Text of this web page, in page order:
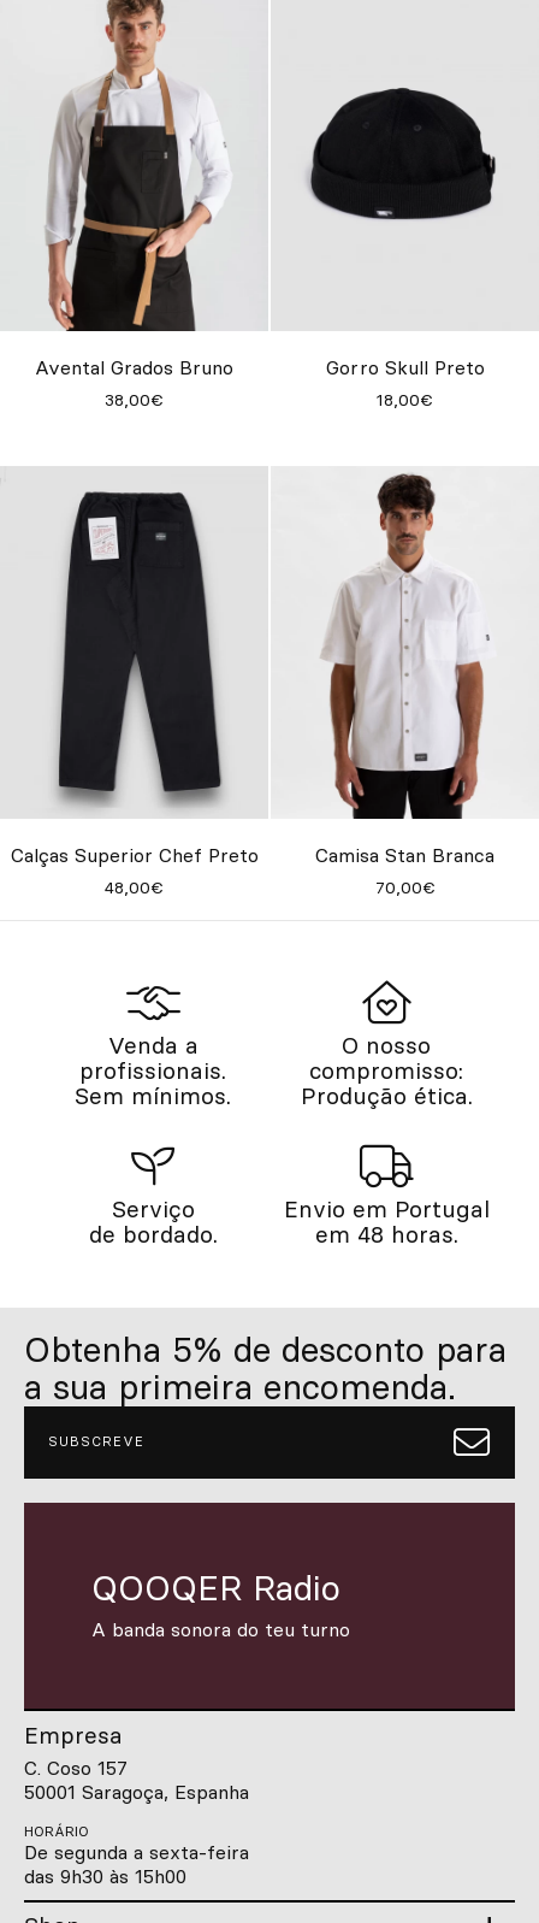
Avental Grados Bruno
38,00€
Gorro Skull Preto
18,00€
Calças Superior Chef Preto
48,00€
Camisa Stan Branca
70,00€
Venda a
profissionais.
Sem mínimos.
O nosso
compromisso:
Produção ética.
Serviço
de bordado.
Envio em Portugal
em 48 horas.
Obtenha 5% de desconto para
a sua primeira encomenda.
SUBSCREVE
QOOQER Radio
A banda sonora do teu turno
Empresa
C. Coso 157
50001 Saragoça, Espanha
HORÁRIO
De segunda a sexta-feira
das 9h30 às 15h00